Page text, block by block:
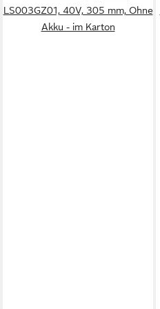
LS003GZ01, 40V, 305 mm, Ohne
Akku - im Karton